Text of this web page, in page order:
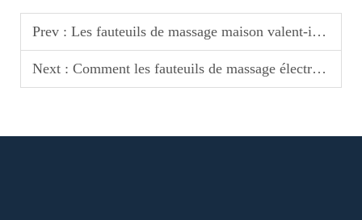
Prev : Les fauteuils de massage maison valent-ils le coup ? Voici la vérité
Next : Comment les fauteuils de massage électriques améliorent votre santé et bien-être